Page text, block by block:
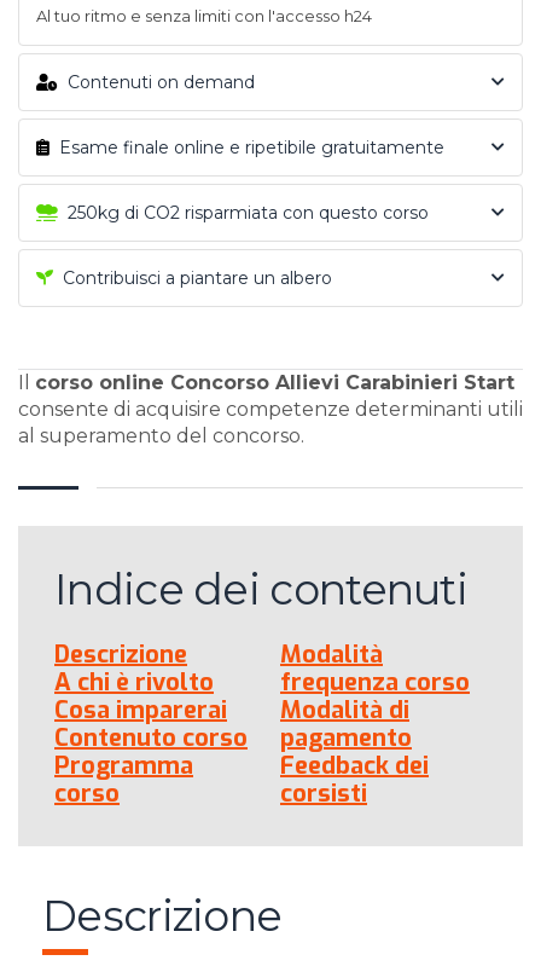
Al tuo ritmo e senza limiti con l'accesso h24
Contenuti on demand
Esame finale online e ripetibile gratuitamente
250kg di CO2 risparmiata con questo corso
Contribuisci a piantare un albero
corso online Concorso Allievi Carabinieri Start
consente di acquisire competenze determinanti utili
al superamento del concorso.
Indice dei contenuti
Descrizione
A chi è rivolto
Cosa imparerai
Contenuto corso
Programma
corso
Modalità
frequenza corso
Modalità di
pagamento
Feedback dei
corsisti
Descrizione